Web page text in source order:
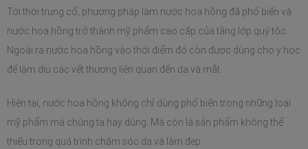
Tới thời trung cổ, phương pháp làm nước hoa hồng đã phổ biến và
nước hoa hồng trở thành mỹ phẩm cao cấp của tầng lớp quý tộc.
Ngoài ra nước hoa hồng vào thời điểm đó còn được dùng cho y học
để làm dịu các vết thương liên quan đến da và mắt.
Hiện tại, nước hoa hồng không chỉ dùng phổ biến trong những loại
mỹ phẩm mà chúng ta hay dùng. Mà còn là sản phẩm không thể
thiếu trong quá trình chăm sóc da và làm đẹp.